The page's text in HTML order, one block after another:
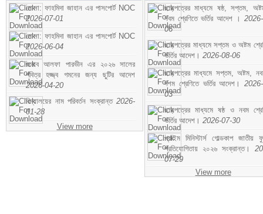
মোসা: ফাহমিদা জাহান এর পাসপোর্ট NOC
2026-07-01
মোসা: ফাহমিদা জাহান এর পাসপোর্ট NOC
2026-06-04
জনাব আলফা পারভীন এর ২০২৬ সালের
পবিত্র হজ্জ্ব গমনের জন্য ছুটির আদেশ
2026-04-20
বিদ্যালয়ের নাম পরিবর্তন সংক্রান্ত 2026-
01-28
View more
ছাড়পত্রের মাধ্যমে ষষ্ঠ, সপ্তম,
নবম শ্রেণিতে ভর্তির আদেশ ।
06
ছাড়পত্রের মাধ্যমে সপ্তম ও অষ্টম
ভর্তির আদেশ। 2026-08-06
ছাড়পত্রের মাধ্যমে সপ্তম, অষ্টম,
দশম শ্রেণিতে ভর্তির আদেশ।
03
ছাড়পত্রের মাধ্যমে ষষ্ঠ ও নবম
ভর্তির আদেশ। 2026-07-30
প্রাইম মিনিস্টার্স গোল্ডকাপ জাতীয়
প্রতিযোগিতায় ২০২৬ সংক্রান্ত।
07-29
View more